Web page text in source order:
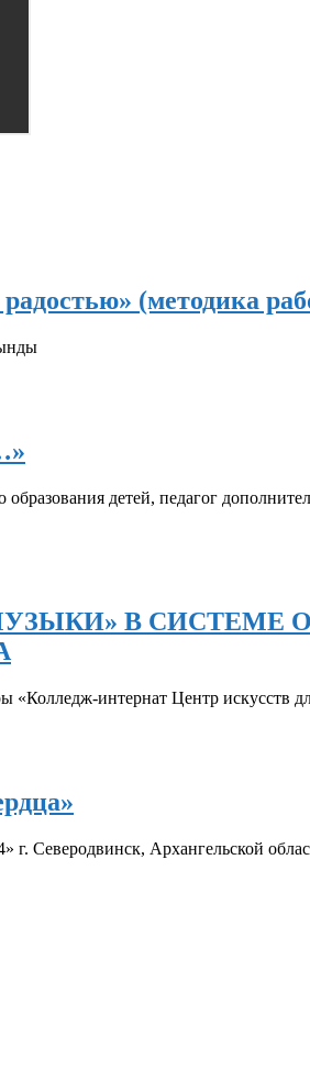
(методика
детей, педагог
МУЗЫКИ» В
интернат Центр искусств
Северодвинск, Архангельской